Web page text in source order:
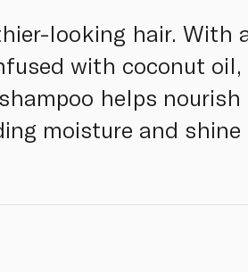
looking hair. With
with coconut oil,
helps nourish
moisture and shine